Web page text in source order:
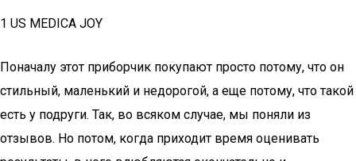
1 US MEDICA JOY
Поначалу этот приборчик покупают просто потому, что он
стильный, маленький и недорогой, а еще потому, что такой
есть у подруги. Так, во всяком случае, мы поняли из
отзывов. Но потом, когда приходит время оценивать